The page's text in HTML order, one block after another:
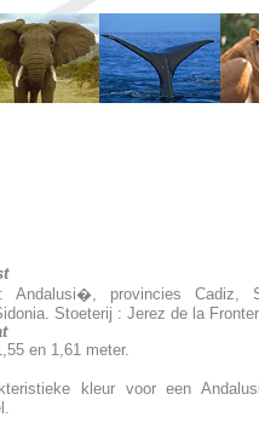
Andalusi�, provincies Cadiz,
Stoeterij : Jerez de la
en 1,61 meter.
kleur voor een